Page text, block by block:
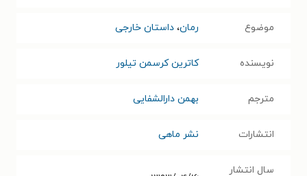
موضوع رمان، داستان خارجی
نویسنده کاترین کرسمن تیلور
مترجم بهمن دارالشفایی
انتشارات نشر ماهی
سال انتشار